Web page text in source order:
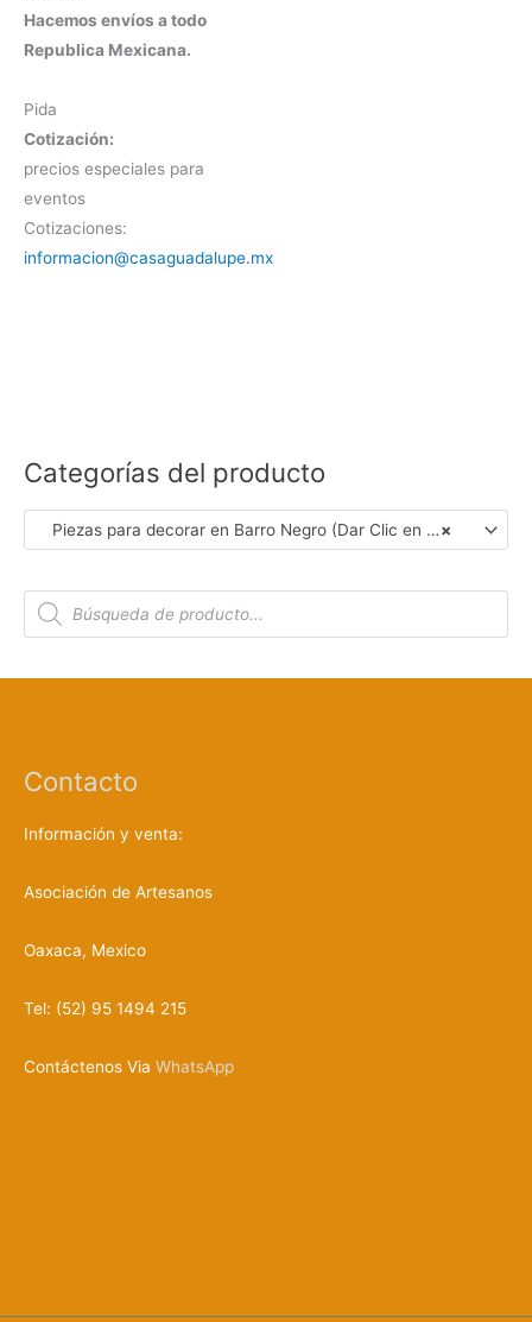
Hacemos envíos a todo
Republica Mexicana.
Pida
Cotización:
precios especiales para
eventos
Cotizaciones:
informacion@casaguadalupe.mx
Categorías del producto
×
Piezas para decorar en Barro Negro (Dar Clic en Foto para Ver Detalles)
B
q
e
o
d
c
t
Contacto
Información y venta:
Asociación de Artesanos
Oaxaca, Mexico
Tel: (52) 95 1494 215
Contáctenos Via WhatsApp